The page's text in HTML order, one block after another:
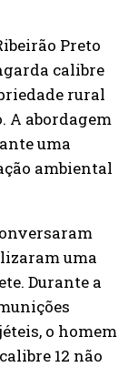
Preto
calibre
rural
A abordagem
uma
ambiental
uma
Durante a
o homem
12 não